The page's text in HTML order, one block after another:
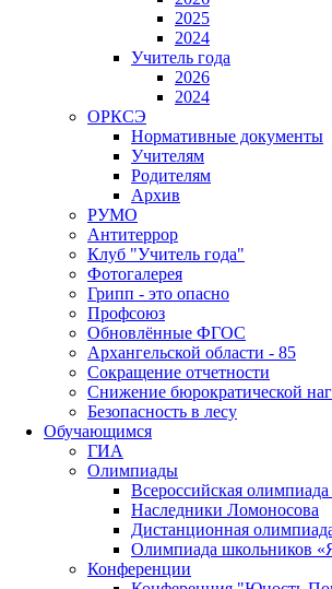
2025
2024
Учитель года
2026
2024
ОРКСЭ
Нормативные документы
Учителям
Родителям
Архив
РУМО
Антитеррор
Клуб "Учитель года"
Фотогалерея
Грипп - это опасно
Профсоюз
Обновлённые ФГОС
Архангельской области - 85
Сокращение отчетности
Снижение бюрократической
Безопасность в лесу
Обучающимся
ГИА
Олимпиады
Всероссийская
Наследники Ломоносова
Дистанционная
Олимпиада школьников
Конференции